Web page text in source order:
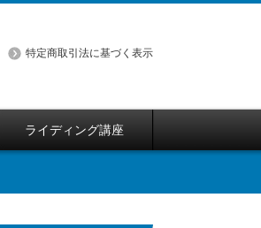
特定商取引法に基づく表示
ライディング講座